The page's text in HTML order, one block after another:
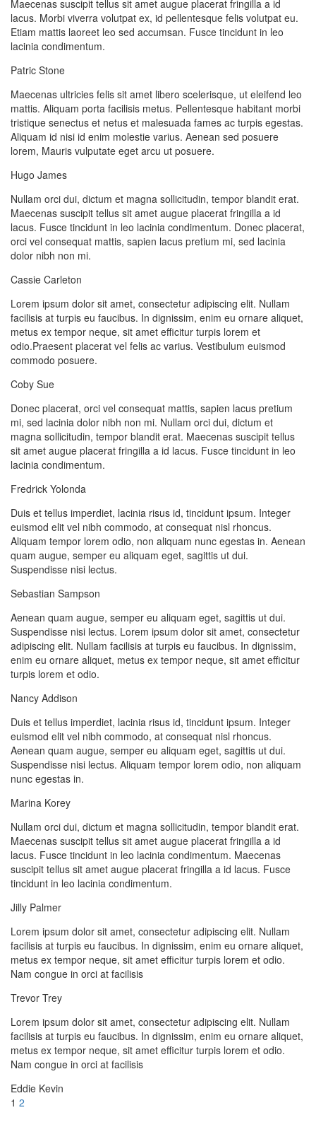
Maecenas suscipit tellus sit amet augue placerat fringilla a id
lacus. Morbi viverra volutpat ex, id pellentesque felis volutpat eu.
Etiam mattis laoreet leo sed accumsan. Fusce tincidunt in leo
lacinia condimentum.
Patric Stone
Maecenas ultricies felis sit amet libero scelerisque, ut eleifend leo
mattis. Aliquam porta facilisis metus. Pellentesque habitant morbi
tristique senectus et netus et malesuada fames ac turpis egestas.
Aliquam id nisi id enim molestie varius. Aenean sed posuere
lorem, Mauris vulputate eget arcu ut posuere.
Hugo James
Nullam orci dui, dictum et magna sollicitudin, tempor blandit erat.
Maecenas suscipit tellus sit amet augue placerat fringilla a id
lacus. Fusce tincidunt in leo lacinia condimentum. Donec placerat,
orci vel consequat mattis, sapien lacus pretium mi, sed lacinia
dolor nibh non mi.
Cassie Carleton
Lorem ipsum dolor sit amet, consectetur adipiscing elit. Nullam
facilisis at turpis eu faucibus. In dignissim, enim eu ornare aliquet,
metus ex tempor neque, sit amet efficitur turpis lorem et
odio.Praesent placerat vel felis ac varius. Vestibulum euismod
commodo posuere.
Coby Sue
Donec placerat, orci vel consequat mattis, sapien lacus pretium
mi, sed lacinia dolor nibh non mi. Nullam orci dui, dictum et
magna sollicitudin, tempor blandit erat. Maecenas suscipit tellus
sit amet augue placerat fringilla a id lacus. Fusce tincidunt in leo
lacinia condimentum.
Fredrick Yolonda
Duis et tellus imperdiet, lacinia risus id, tincidunt ipsum. Integer
euismod elit vel nibh commodo, at consequat nisl rhoncus.
Aliquam tempor lorem odio, non aliquam nunc egestas in. Aenean
quam augue, semper eu aliquam eget, sagittis ut dui.
Suspendisse nisi lectus.
Sebastian Sampson
Aenean quam augue, semper eu aliquam eget, sagittis ut dui.
Suspendisse nisi lectus. Lorem ipsum dolor sit amet, consectetur
adipiscing elit. Nullam facilisis at turpis eu faucibus. In dignissim,
enim eu ornare aliquet, metus ex tempor neque, sit amet efficitur
turpis lorem et odio.
Nancy Addison
Duis et tellus imperdiet, lacinia risus id, tincidunt ipsum. Integer
euismod elit vel nibh commodo, at consequat nisl rhoncus.
Aenean quam augue, semper eu aliquam eget, sagittis ut dui.
Suspendisse nisi lectus. Aliquam tempor lorem odio, non aliquam
nunc egestas in.
Marina Korey
Nullam orci dui, dictum et magna sollicitudin, tempor blandit erat.
Maecenas suscipit tellus sit amet augue placerat fringilla a id
lacus. Fusce tincidunt in leo lacinia condimentum. Maecenas
suscipit tellus sit amet augue placerat fringilla a id lacus. Fusce
tincidunt in leo lacinia condimentum.
Jilly Palmer
Lorem ipsum dolor sit amet, consectetur adipiscing elit. Nullam
facilisis at turpis eu faucibus. In dignissim, enim eu ornare aliquet,
metus ex tempor neque, sit amet efficitur turpis lorem et odio.
Nam congue in orci at facilisis
Trevor Trey
Lorem ipsum dolor sit amet, consectetur adipiscing elit. Nullam
facilisis at turpis eu faucibus. In dignissim, enim eu ornare aliquet,
metus ex tempor neque, sit amet efficitur turpis lorem et odio.
Nam congue in orci at facilisis
Eddie Kevin
1 2